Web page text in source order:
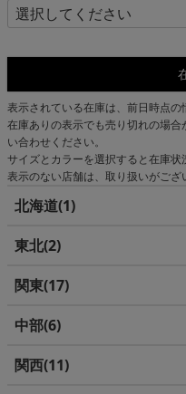
表示されている在庫は、前日時点の
在庫ありの表示でも売り切れの場
い合わせください。
サイズとカラーを選択すると在庫状
表示のない店舗は、取り扱いがござ
北海道 1
東北 2
関東 17
中部 6
関西 11